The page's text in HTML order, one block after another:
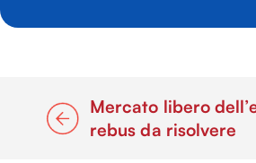
Mercato libero
rebus da risolvere